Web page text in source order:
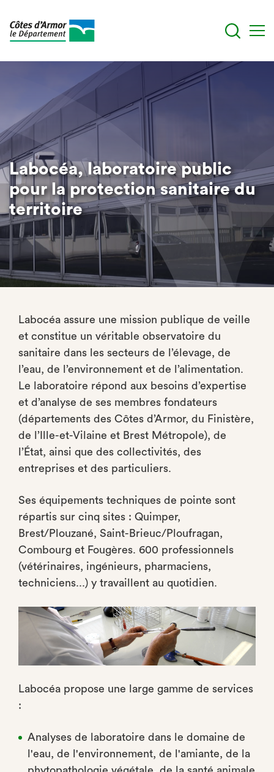
principal
Labocéa, laboratoire public
pour la protection sanitaire du
territoire
Labocéa assure une mission publique de veille
et constitue un véritable observatoire du
sanitaire dans les secteurs de l’élevage, de
l’eau, de l’environnement et de l’alimentation.
Le laboratoire répond aux besoins d’expertise
et d’analyse de ses membres fondateurs
(départements des Côtes d’Armor, du Finistère,
de l’Ille-et-Vilaine et Brest Métropole), de
l’État, ainsi que des collectivités, des
entreprises et des particuliers.
Ses équipements techniques de pointe sont
répartis sur cinq sites : Quimper,
Brest/Plouzané, Saint-Brieuc/Ploufragan,
Combourg et Fougères. 600 professionnels
(vétérinaires, ingénieurs, pharmaciens,
techniciens...) y travaillent au quotidien.
Labocéa propose une large gamme de services
:
Analyses de laboratoire dans le domaine de
l'eau, de l'environnement, de l'amiante, de la